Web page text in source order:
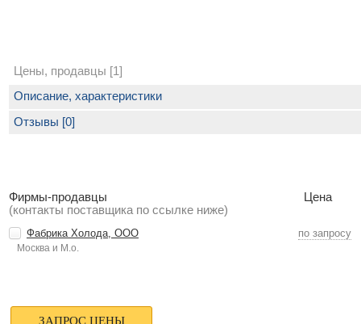
Цены, продавцы [1]
Фирмы-продавцы
(контакты поставщика по ссылке ниже)
Цена
Фабрика Холода, ООО по запросу
Москва и М.о.
Описание, характеристики
Отзывы [0]